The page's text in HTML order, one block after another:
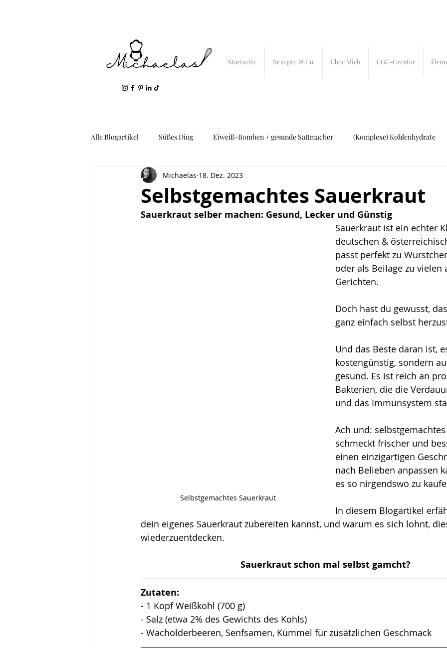
Startseite Rezepte & Co. Über Mich UGC-Creator
Alle Blogartikel Süßes Ding Eiweiß-Bomben + gesunde Sattmacher (Komplexe) Kohlenhydrate
Geil: Gemüse & Kartoffeln Fisch und Fleisch
Selbstgemachtes Sauerkraut
Michaelas 18. Dez. 2023
Sauerkraut selber machen: Gesund, Lecker und Günstig
Selbstgemachtes Sauerkraut
Sauerkraut ist ein echter
deutschen &
passt perfekt zu
oder als Beilage zu vielen
Gerichten.
Doch hast du gewusst,
ganz einfach selbst
Und das Beste daran ist,
kostengünstig, sondern
gesund. Es ist reich an
Bakterien, die die
und das Immunsystem
Ach und:
schmeckt frischer und
einen einzigartigen
nach Belieben anpassen
es so nirgendswo zu
In diesem Blogartikel
dein eigenes Sauerkraut zubereiten kannst, und warum es sich lohnt,
wiederzuentdecken.
Sauerkraut schon mal selbst gamcht?
Zutaten:
- 1 Kopf Weißkohl (700 g)
- Salz (etwa 2% des Gewichts des Kohls)
- Wacholderbeeren, Senfsamen, Kümmel für zusätzlichen Geschmack